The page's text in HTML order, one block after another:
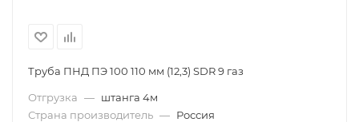
Труба ПНД ПЭ 100 110 мм (12,3) SDR 9 газ
Отгрузка — штанга 4м
Страна производитель — Россия